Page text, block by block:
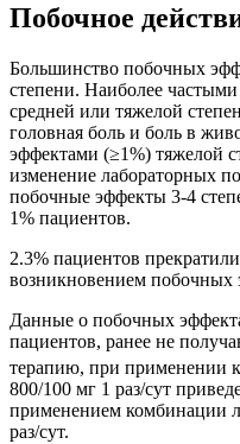
Побочное
Большинство побочных
степени. Наиболее
средней или тяжелой
головная боль и боль в
эффектами (≥1%) тяжелой
изменение лабораторных
побочные эффекты 3-4
1% пациентов.
2.3% пациентов
возникновением побочных
Данные о побочных
пациентов, ранее не
терапию, при применении
800/100 мг 1 раз/сут
применением комбинации
раз/сут.